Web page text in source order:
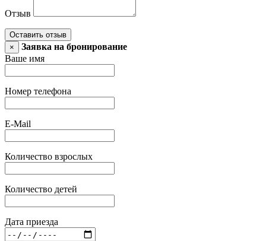
Отзыв
Оставить отзыв
×
Заявка на бронирование
Ваше имя
Номер телефона
E-Mail
Количество взрослых
Количество детей
Дата приезда